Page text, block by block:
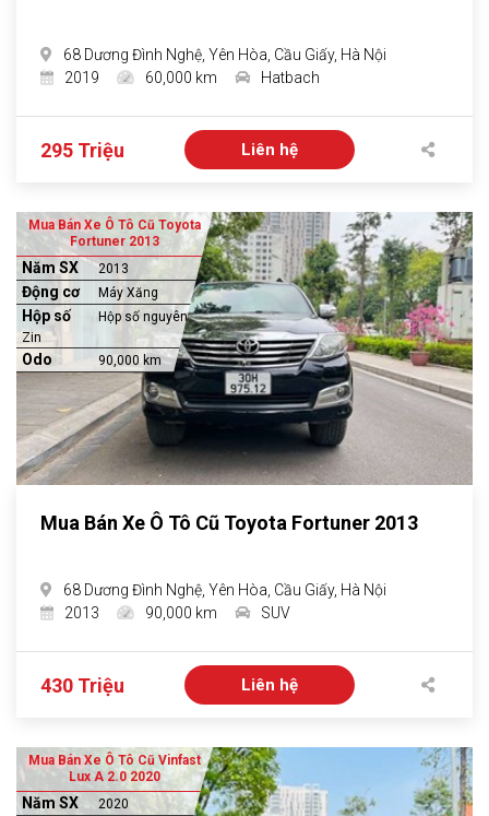
68 Dương Đình Nghệ, Yên Hòa, Cầu Giấy, Hà Nội
2019
60,000 km Hatbach
295 Triệu Liên hệ
Mua Bán Xe Ô Tô Cũ Toyota
Fortuner 2013
Năm SX 2013
Động cơ Máy Xăng
Hộp số
Hộp số nguyên
Zin
Odo 90,000 km
Mua Bán Xe Ô Tô Cũ Toyota Fortuner 2013
68 Dương Đình Nghệ, Yên Hòa, Cầu Giấy, Hà Nội
2013
90,000 km SUV
430 Triệu Liên hệ
Mua Bán Xe Ô Tô Cũ Vinfast
Lux A 2.0 2020
Năm SX 2020